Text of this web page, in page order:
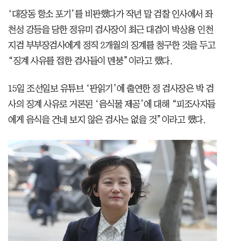
‘대장동 항소 포기’를 비판했다가 작년 말 검찰 인사에서 좌
천성 강등을 당한 정유미 검사장이 최근 대검이 박상용 인천
지검 부부장검사에게 정직 2개월의 징계를 청구한 것을 두고
“징계 사유를 접한 검사들이 멘붕”이라고 했다.
15일 조선일보 유튜브 ‘판읽기’에 출연한 정 검사장은 박 검
사의 징계 사유로 거론된 ‘음식물 제공’에 대해 “피조사자들
에게 음식을 건네 보지 않은 검사는 없을 것”이라고 했다.